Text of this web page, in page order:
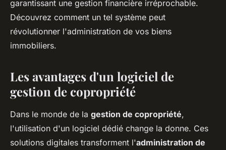
garantissant une gestion financière irréprochable.
Découvrez comment un tel système peut
révolutionner l'administration de vos biens
immobiliers.
Les avantages d'un logiciel de
gestion de copropriété
Dans le monde de la gestion de copropriété,
l'utilisation d'un logiciel dédié change la donne. Ces
solutions digitales transforment l'administration de